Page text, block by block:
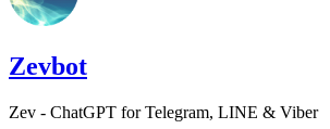
Zevbot
Zev - ChatGPT for Telegram, LINE & Viber